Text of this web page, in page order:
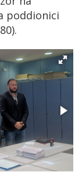
poddionici